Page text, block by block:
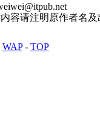
容请注明原作者名及
WAP- TOP